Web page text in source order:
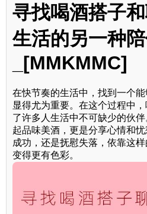
寻找喝酒搭子
生活的另一种
_[MMKMMC]
在快节奏的生活中，找到一个
显得尤为重要。在这个过程中
了许多人生活中不可缺少的伙
起品味美酒，更是分享心情和
成功，还是抚慰失落，依靠这
变得更有色彩。